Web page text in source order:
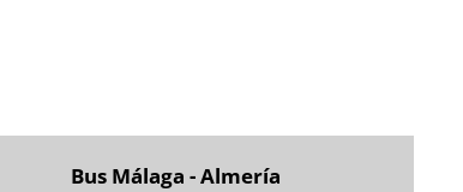
Bus Málaga - Almería